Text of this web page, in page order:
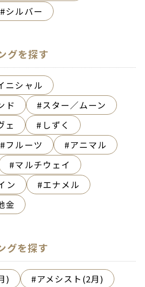
シルバー
グを探す
ニシャル
ド
スター／ムーン
ェ
しずく
フルーツ
アニマル
マルチウェイ
ン
エナメル
金
グを探す
)
アメシスト(2月)